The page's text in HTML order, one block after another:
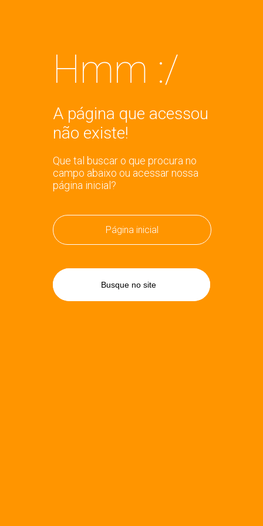
Hmm :/
A página que acessou
não existe!
Que tal buscar o que procura no
campo abaixo ou acessar nossa
página inicial?
Página inicial